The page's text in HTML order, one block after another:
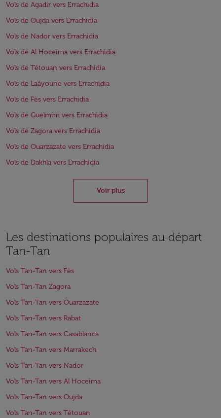
Vols de Agadir vers Errachidia
Vols de Oujda vers Errachidia
Vols de Nador vers Errachidia
Vols de Al Hoceïma vers Errachidia
Vols de Tétouan vers Errachidia
Vols de Laâyoune vers Errachidia
Vols de Fès vers Errachidia
Vols de Guelmim vers Errachidia
Vols de Zagora vers Errachidia
Vols de Ouarzazate vers Errachidia
Vols de Dakhla vers Errachidia
Voir plus
Les destinations populaires au départ
Tan-Tan
Vols Tan-Tan vers Fès
Vols Tan-Tan Zagora
Vols Tan-Tan vers Ouarzazate
Vols Tan-Tan vers Rabat
Vols Tan-Tan vers Casablanca
Vols Tan-Tan vers Marrakech
Vols Tan-Tan vers Nador
Vols Tan-Tan vers Al Hoceïma
Vols Tan-Tan vers Oujda
Vols Tan-Tan vers Tétouan